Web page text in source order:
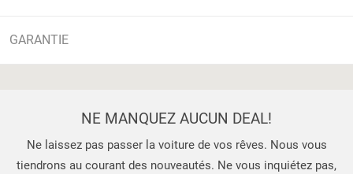
GARANTIE
NE MANQUEZ AUCUN DEAL!
Ne laissez pas passer la voiture de vos rêves. Nous vous
tiendrons au courant des nouveautés. Ne vous inquiétez pas,